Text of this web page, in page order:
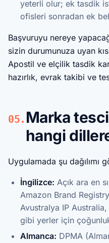
yeterli olur; ek tasdik
ofisleri sonradan ek
Başvuruyu nereye
sizin durumunuza uyan
Apostil ve elçilik tasdik
hazırlık, evrak takibi ve
05. Marka
hangi
Uygulamada şu dağılımı
İngilizce: Açık ara en
Amazon Brand
Avustralya IP
gibi yerler için
Almanca: DPMA